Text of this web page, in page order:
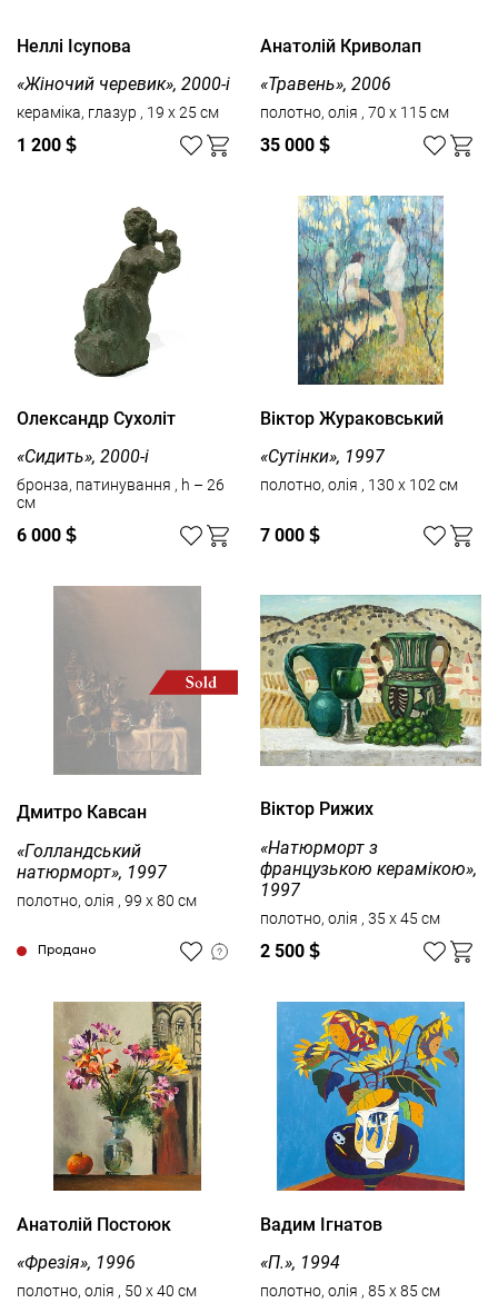
Неллі Ісупова
«Жіночий черевик», 2000-і
кераміка, глазур , 19 x 25 см
1 200 $
Анатолій Криволап
«Травень», 2006
полотно, олія , 70 x 115 см
35 000 $
Олександр Сухоліт
«Сидить», 2000-і
бронза, патинування , h – 26
см
6 000 $
Віктор Жураковський
«Сутінки», 1997
полотно, олія , 130 x 102 см
7 000 $
Дмитро Кавсан
«Голландський
натюрморт», 1997
полотно, олія , 99 x 80 см
Продано
Віктор Рижих
«Натюрморт з
французькою керамікою»,
1997
полотно, олія , 35 x 45 см
2 500 $
Анатолій Постоюк
«Фрезія», 1996
полотно, олія , 50 x 40 см
Вадим Ігнатов
«П.», 1994
полотно, олія , 85 x 85 см